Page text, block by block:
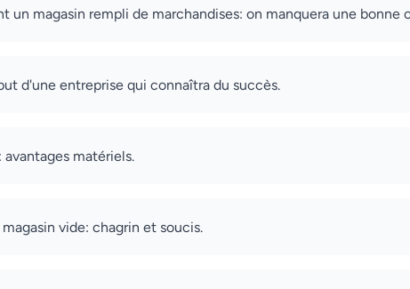
un magasin rempli de marchandises: on manquera une bonne
d'une entreprise qui connaîtra du succès.
avantages matériels.
magasin vide: chagrin et soucis.